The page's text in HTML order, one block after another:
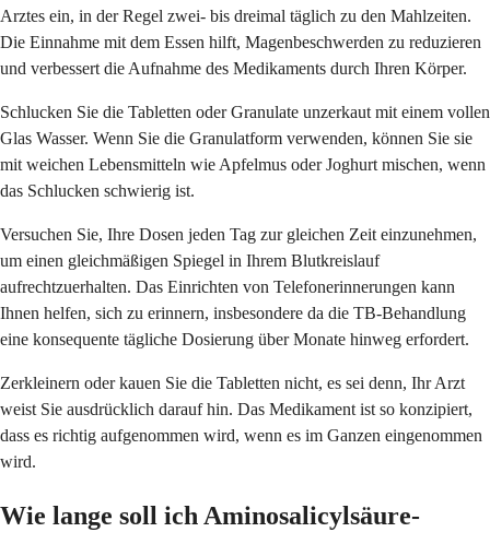
Arztes ein, in der Regel zwei- bis dreimal täglich zu den Mahlzeiten.
Die Einnahme mit dem Essen hilft, Magenbeschwerden zu reduzieren
und verbessert die Aufnahme des Medikaments durch Ihren Körper.
Schlucken Sie die Tabletten oder Granulate unzerkaut mit einem vollen
Glas Wasser. Wenn Sie die Granulatform verwenden, können Sie sie
mit weichen Lebensmitteln wie Apfelmus oder Joghurt mischen, wenn
das Schlucken schwierig ist.
Versuchen Sie, Ihre Dosen jeden Tag zur gleichen Zeit einzunehmen,
um einen gleichmäßigen Spiegel in Ihrem Blutkreislauf
aufrechtzuerhalten. Das Einrichten von Telefonerinnerungen kann
Ihnen helfen, sich zu erinnern, insbesondere da die TB-Behandlung
eine konsequente tägliche Dosierung über Monate hinweg erfordert.
Zerkleinern oder kauen Sie die Tabletten nicht, es sei denn, Ihr Arzt
weist Sie ausdrücklich darauf hin. Das Medikament ist so konzipiert,
dass es richtig aufgenommen wird, wenn es im Ganzen eingenommen
wird.
Wie lange soll ich Aminosalicylsäure-